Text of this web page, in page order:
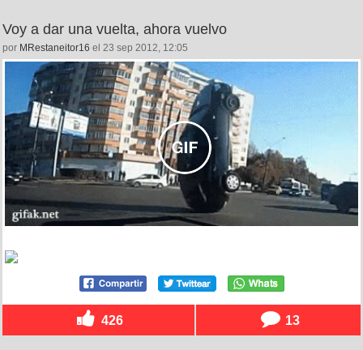
Voy a dar una vuelta, ahora vuelvo
por MRestaneitor16 el 23 sep 2012, 12:05
426 13